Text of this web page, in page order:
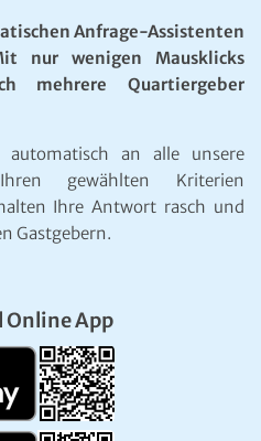
Anfrage-Assistenten
nur wenigen Mausklicks
mehrere Quartiergeber
an alle unsere
gewählten Kriterien
Ihre Antwort rasch und
Gastgebern.
Online App